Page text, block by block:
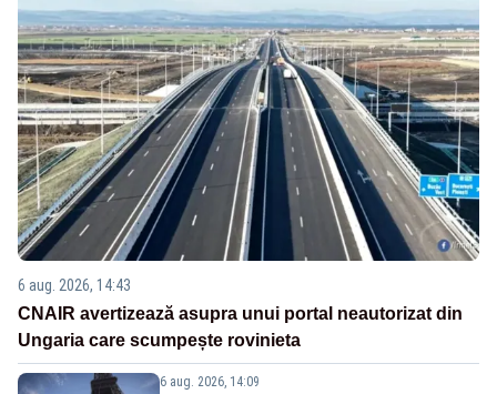
6 aug. 2026, 14:43
CNAIR avertizează asupra unui portal neautorizat din
Ungaria care scumpește rovinieta
6 aug. 2026, 14:09